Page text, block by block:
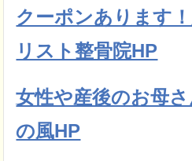
クーポンあります
リスト整骨院HP
女性や産後のお母
の風HP